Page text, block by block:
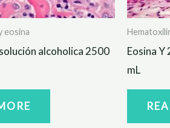
eosina
alcoholica 2500
Eosina Y
mL